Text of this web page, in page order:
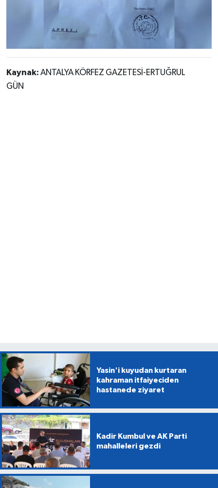
Kaynak: ANTALYA KÖRFEZ GAZETESİ-ERTUĞRUL
GÜN
Yasin'i kuyudan kurtaran
kahraman itfaiyeciden
hastanede ziyaret
Kadir Kumbul ve AK Parti
mahalleleri gezdi